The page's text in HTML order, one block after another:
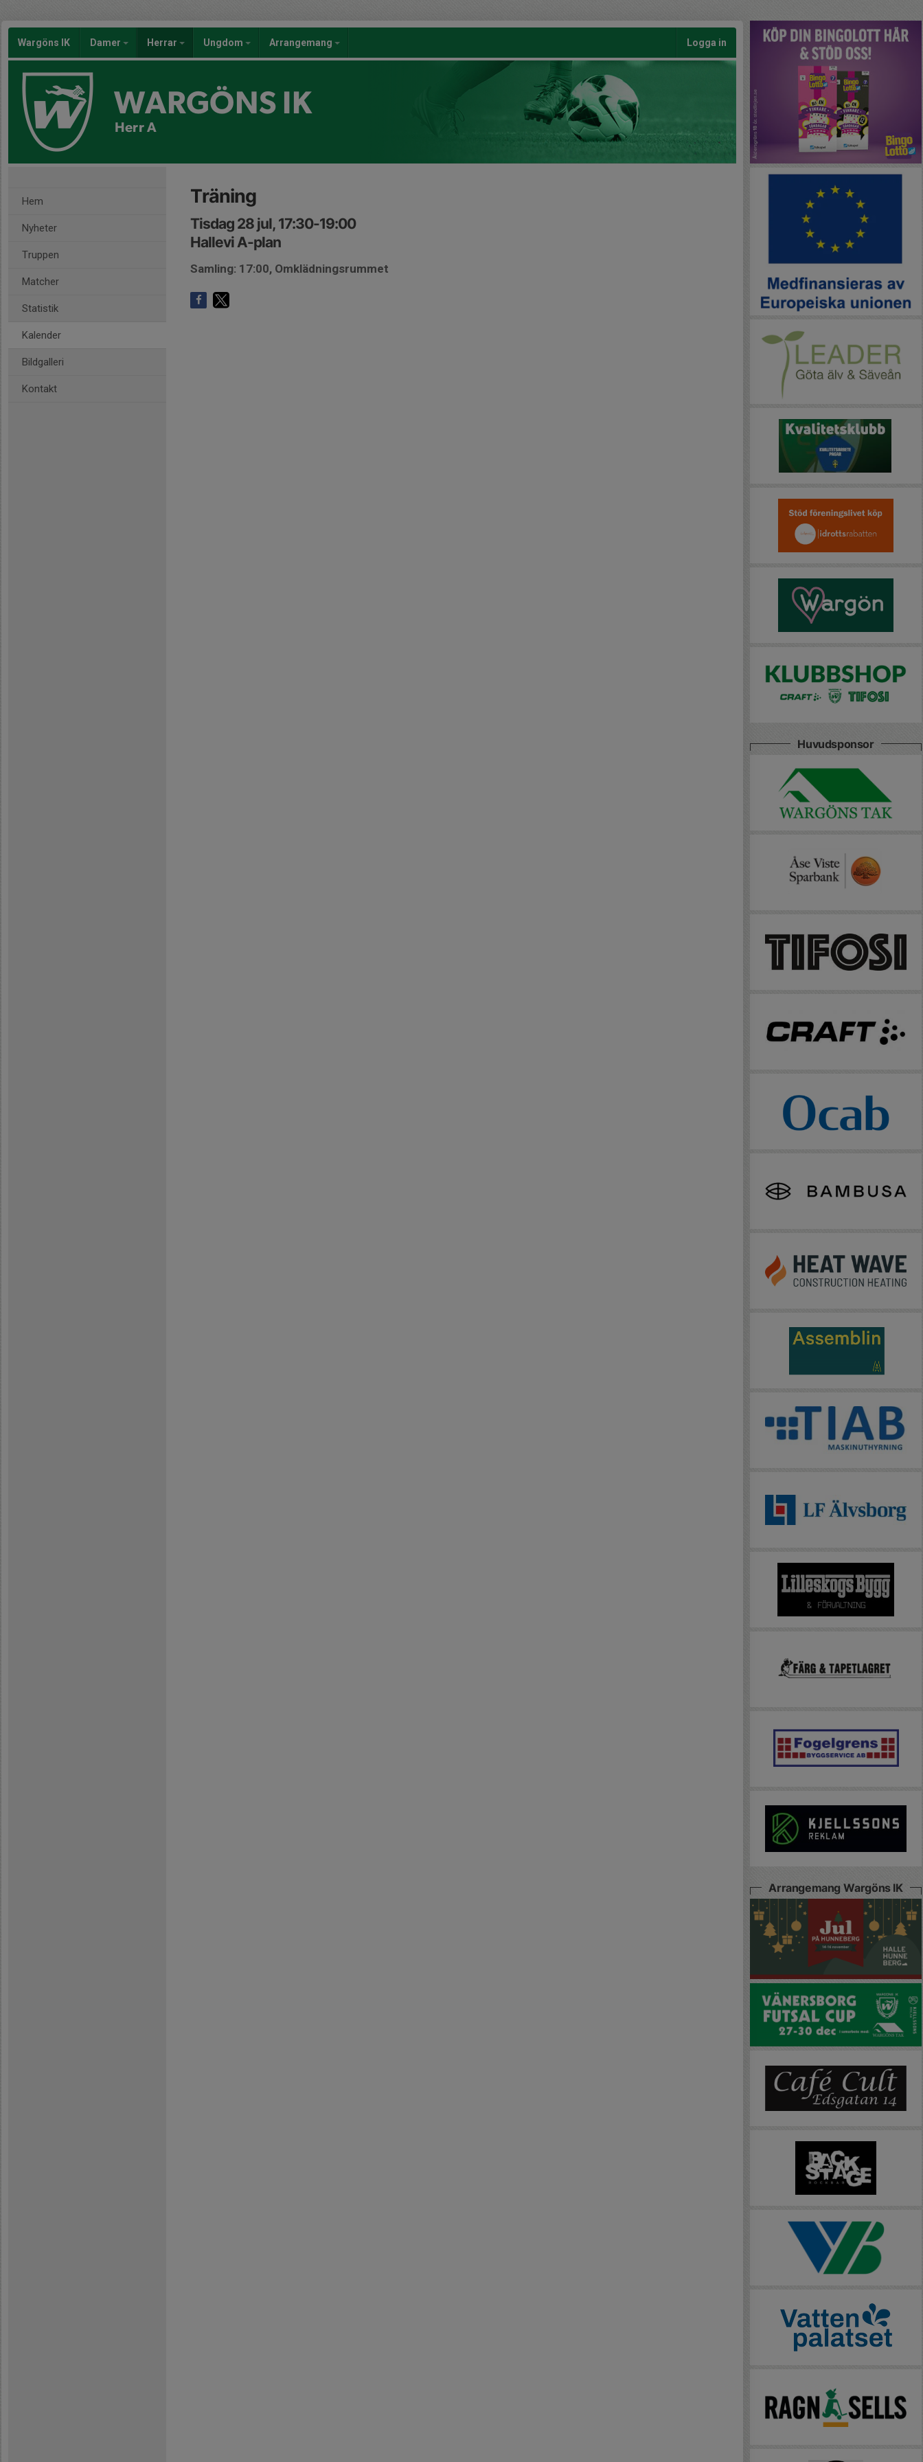
Wargöns IK Damer Herrar Ungdom Arrangemang Logga in
WARGÖNS IK
Herr A
Hem
Nyheter
Truppen
Matcher
Statistik
Kalender
Bildgalleri
Kontakt
Träning
Tisdag 28 jul, 17:30-19:00
Hallevi A-plan
Samling: 17:00, Omklädningsrummet
Huvudsponsor
Arrangemang Wargöns IK